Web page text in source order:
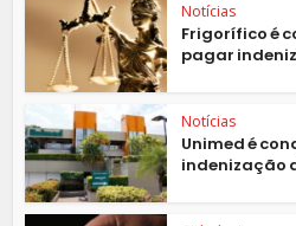
Notícias
Frigorífico é
pagar
Notícias
Unimed é
indenização